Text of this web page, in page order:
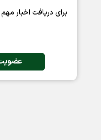
برای دریافت اخبار